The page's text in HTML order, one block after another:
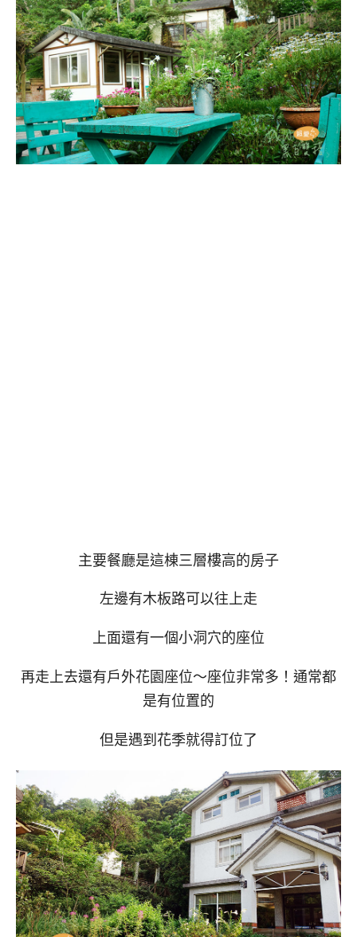
主要餐廳是這棟三層樓高的房子
左邊有木板路可以往上走
上面還有一個小洞穴的座位
再走上去還有戶外花園座位～座位非常多！通常都
是有位置的
但是遇到花季就得訂位了